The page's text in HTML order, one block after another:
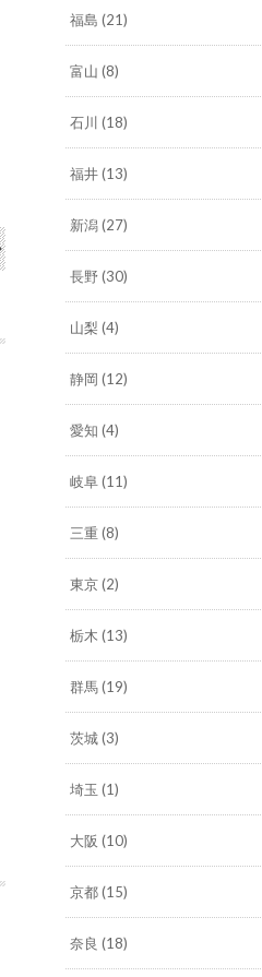
福島 (21)
富山 (8)
石川 (18)
福井(13)
新潟(27)
長野(30)
山梨 (4)
静岡 (12)
愛知 (4)
岐阜(11)
三重 (8)
東京(2)
栃木 (13)
群馬(19)
茨城(3)
埼玉 (1)
大阪 (10)
京都(15)
奈良 (18)